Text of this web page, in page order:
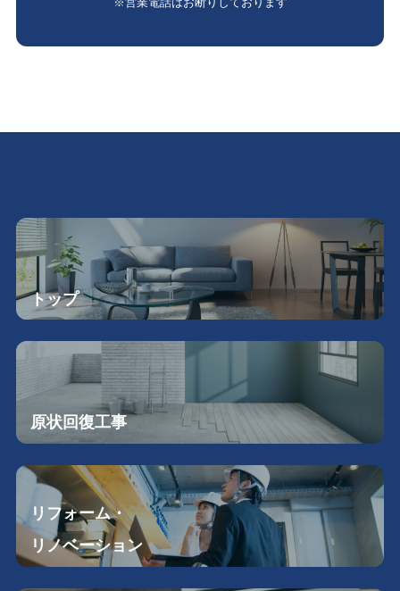
トップ
原状回復工事
リフォーム・
リノベーション